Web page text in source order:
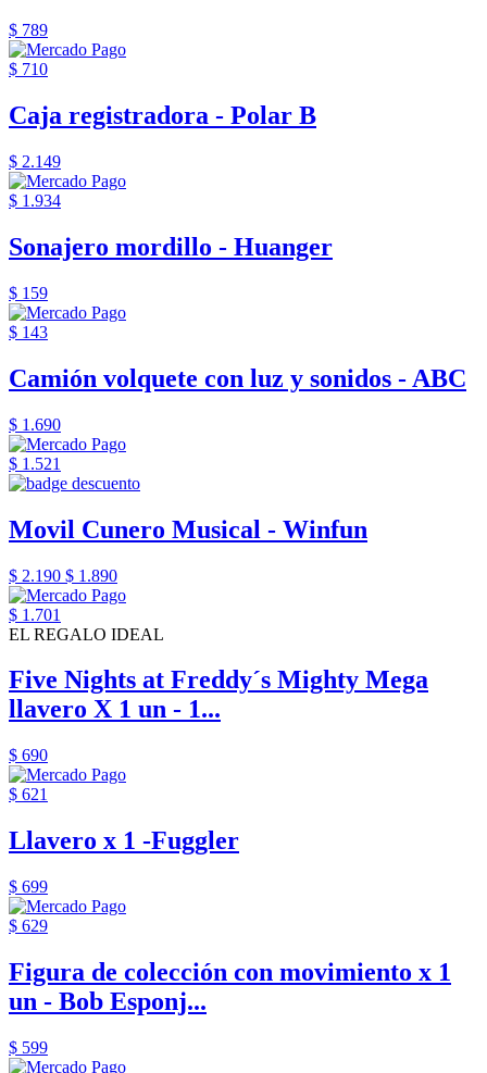
$ 789
$ 710
Caja registradora - Polar B
$ 2.149
$ 1.934
Sonajero mordillo - Huanger
$ 159
$ 143
Camión volquete con luz y sonidos - ABC
$ 1.690
$ 1.521
Movil Cunero Musical - Winfun
$ 2.190 $ 1.890
$ 1.701
EL REGALO IDEAL
Five Nights at Freddy´s Mighty Mega
llavero X 1 un - 1...
$ 690
$ 621
Llavero x 1 -Fuggler
$ 699
$ 629
Figura de colección con movimiento x 1
un - Bob Esponj...
$ 599